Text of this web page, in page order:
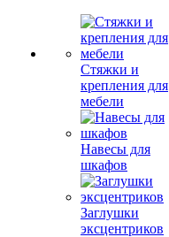
Стяжки и
крепления для
мебели
Навесы для
шкафов
Заглушки
эксцентриков